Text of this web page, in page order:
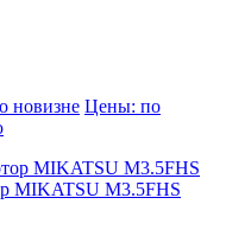
новизне Цены: по
MIKATSU M3.5FHS